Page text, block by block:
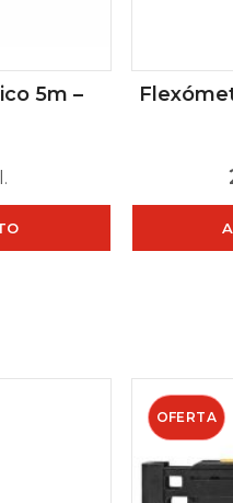
5m –
OFERTA